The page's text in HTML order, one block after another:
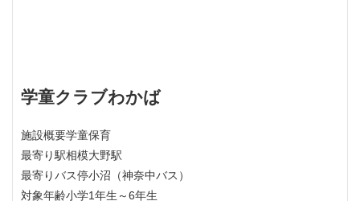
学童クラブわかば
施設概要学童保育
最寄り駅相模大野駅
最寄りバス停小沼（神奈中バス）
対象年齢小学1年生～6年生